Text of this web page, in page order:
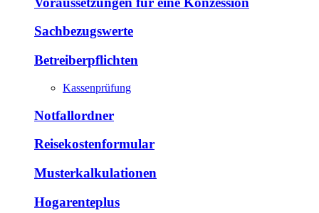
Sachbezugswerte
Betreiberpflichten
Kassenprüfung
Notfallordner
Reisekostenformular
Musterkalkulationen
Hogarenteplus